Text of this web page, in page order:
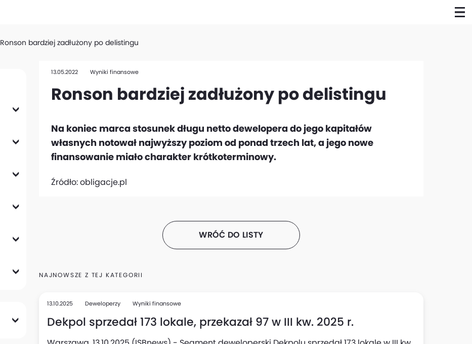
Ronson bardziej zadłużony po delistingu
13.05.2022 Wyniki finansowe
Ronson bardziej zadłużony po delistingu
Na koniec marca stosunek długu netto dewelopera do jego kapitałów
własnych notował najwyższy poziom od ponad trzech lat, a jego nowe
finansowanie miało charakter krótkoterminowy.
Źródło:obligacje.pl
WRÓĆ DO LISTY
NAJNOWSZE Z TEJ KATEGORII
13.10.2025 Deweloperzy Wyniki finansowe
Dekpol sprzedał 173 lokale, przekazał 97 w III kw. 2025 r.